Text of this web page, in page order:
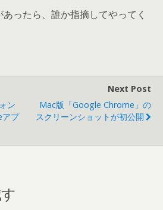
ったら、誰か指摘してやってく
ン
アプ
Next Post
Mac版「Google Chrome」の
スクリーンショットが初公開